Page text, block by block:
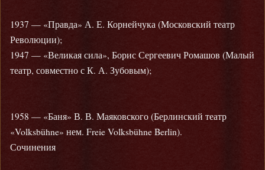
1937 — «Правда» А. Е. Корнейчука (Московский театр
Революции);
1947 — «Великая сила», Борис Сергеевич Ромашов (Малый
театр, совместно с К. А. Зубовым);
1958 — «Баня» В. В. Маяковского (Берлинский театр
«Volksbühne» нем. Freie Volksbühne Berlin).
Сочинения